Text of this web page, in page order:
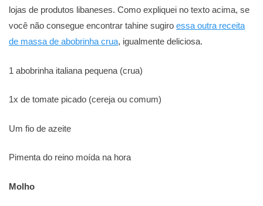
lojas de produtos libaneses. Como expliquei no texto acima, se
você não consegue encontrar tahine sugiro essa outra receita
de massa de abobrinha crua, igualmente deliciosa.
1 abobrinha italiana pequena (crua)
1x de tomate picado (cereja ou comum)
Um fio de azeite
Pimenta do reino moída na hora
Molho